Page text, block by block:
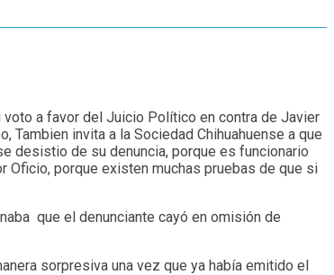
voto a favor del Juicio Político en contra de Javier
invita a la Sociedad Chihuahuense a que
desistio de su denuncia, porque es funcionario
Oficio, porque existen muchas pruebas de que si
que el denunciante cayó en omisión de
sorpresiva una vez que ya había emitido el